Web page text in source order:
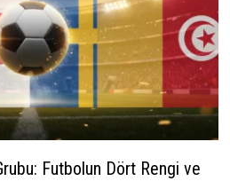
Futbolun Dört Rengi ve